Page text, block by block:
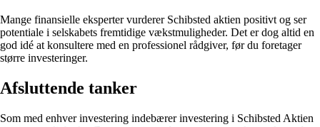
Mange finansielle eksperter vurderer Schibsted aktien positivt og ser
potentiale i selskabets fremtidige vækstmuligheder. Det er dog altid en
god idé at konsultere med en professionel rådgiver, før du foretager
større investeringer.
Afsluttende tanker
Som med enhver investering indebærer investering i Schibsted Aktien